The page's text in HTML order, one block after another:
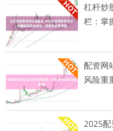
杠杆炒
栏：掌
配资网
风险重
2025